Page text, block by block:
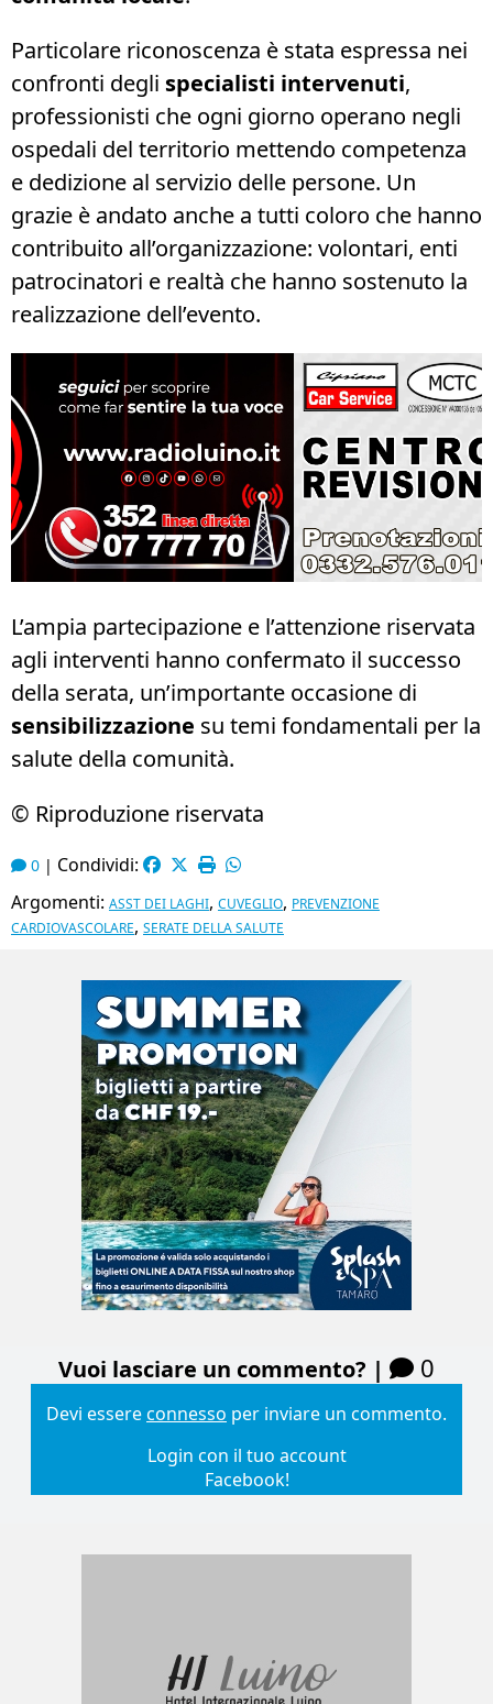
Particolare riconoscenza è stata espressa nei
confronti degli specialisti intervenuti,
professionisti che ogni giorno operano negli
ospedali del territorio mettendo competenza
e dedizione al servizio delle persone. Un
grazie è andato anche a tutti coloro che hanno
contribuito all’organizzazione: volontari, enti
patrocinatori e realtà che hanno sostenuto la
realizzazione dell’evento.
L’ampia partecipazione e l’attenzione riservata
agli interventi hanno confermato il successo
della serata, un’importante occasione di
sensibilizzazione su temi fondamentali per la
salute della comunità.
© Riproduzione riservata
0 | Condividi:
Argomenti: ASST DEI LAGHI, CUVEGLIO, PREVENZIONE
CARDIOVASCOLARE, SERATE DELLA SALUTE
Vuoi lasciare un commento? | 0
Devi essereconnesso per inviare un commento.
Login con il tuo account
Facebook!